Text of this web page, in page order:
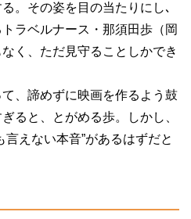
。その姿を目の当たりにし､
ラベルナース・那須田歩（岡
く、ただ見守ることしかでき
、諦めずに映画を作るよう鼓
ると、とがめる歩。しかし、
えない本音”があるはずだと